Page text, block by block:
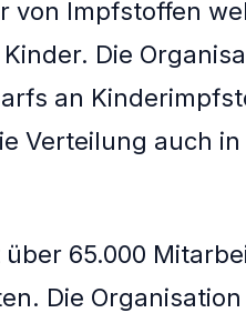
von Impfstoffen
Die
an
Verteilung auch in
65.000
Die